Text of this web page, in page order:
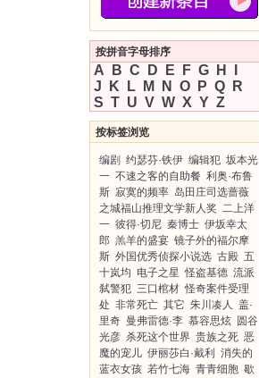
按拼音字母排序
A B C D E F G H
J
K L M N O P Q
R
S T U V W X Y Z
按标签浏览
编剧 约瑟芬·铁伊 编辑犯 坂本光
一 不速之客的自助餐 利奥·布鲁
斯 寂寞的频率 岛田庄司选蔷薇
之城福山推理文学新人奖 二上洋
一 彼得·切尼 秦博士 伊坂幸太
郎 羔羊的盛宴 镜子外的福尔摩
斯 外国优秀侦探小说选 古殿 五
十岚均 电子之星 怪盗基德 流派
弑警犯 三口棺材 怪奇案件受理
处 非常死亡 其它 朱川凑人 盖·
里奇 曼弗雷德·李 慕容思炫 圆谷
光彦 杀死这个世界 贵族之死 恶
魔的宠儿 伊丽莎白·戴利
消失的
蓝衣女孩 若竹七海 青青细胞 歇